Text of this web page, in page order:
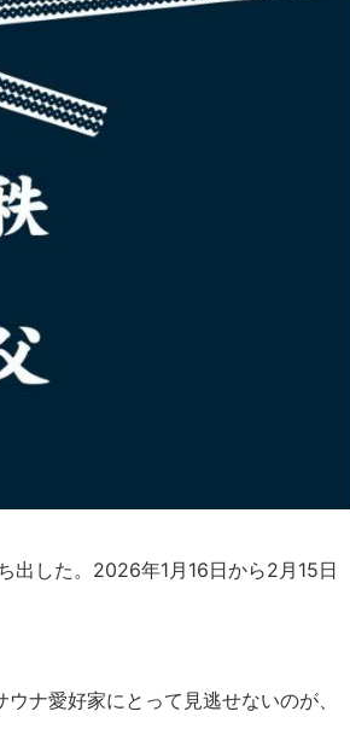
出した。2026年1月16日から2月15日
ナ愛好家にとって見逃せないのが、